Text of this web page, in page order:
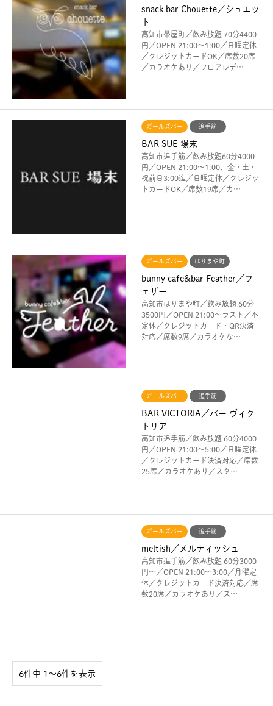
snack bar Chouette／シュエッ
ト
高知市帯屋町／飲み放題 70分4400
円／OPEN 21:00〜1:00／日曜定休
／クレジットカードOK／席数20席
／カラオケあり／フロアレデ…
ガールズバー 追手筋
BAR SUE 場末
高知市追手筋／飲み放題60分4000
円／OPEN 21:00〜1:00、金・土・
祝前日3:00迄／日曜定休／クレジッ
トカードOK／席数19席／カ…
ガールズバー はりまや町
bunny cafe&bar Feather／フ
ェザー
高知市はりまや町／飲み放題 60分
3500円／OPEN 21:00〜ラスト／不
定休／クレジットカード・QR決済
対応／席数9席／カラオケな…
ガールズバー 追手筋
BAR VICTORIA／バー ヴィク
トリア
高知市追手筋／飲み放題 60分4000
円／OPEN 21:00〜5:00／日曜定休
／クレジットカード決済対応／席数
25席／カラオケあり／スタ…
ガールズバー 追手筋
meltish／メルティッシュ
高知市追手筋／飲み放題 60分3000
円〜／OPEN 21:00〜3:00／月曜定
休／クレジットカード決済対応／席
数20席／カラオケあり／ス…
6件中 1〜6件を表示